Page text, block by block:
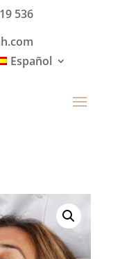
536
Español